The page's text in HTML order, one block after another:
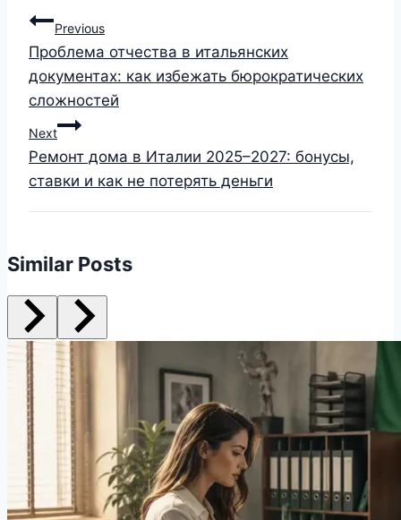
Previous
Проблема отчества в итальянских
документах: как избежать бюрократических
сложностей
Next
Ремонт дома в Италии 2025–2027: бонусы,
ставки и как не потерять деньги
Similar Posts